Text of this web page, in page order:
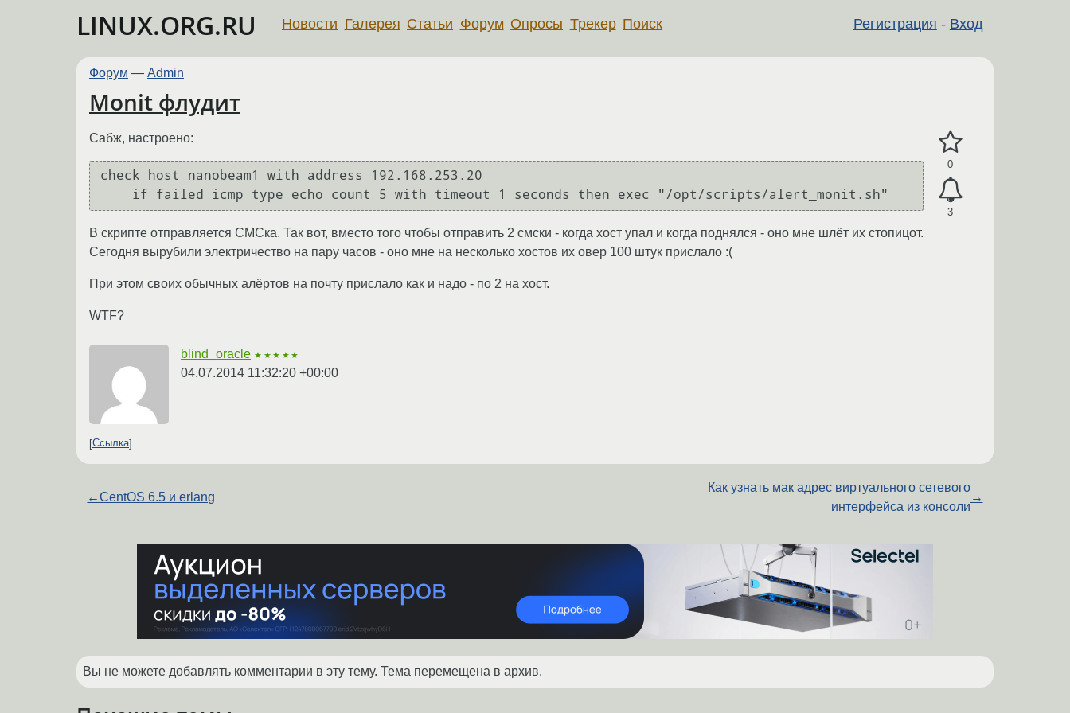
LINUX.ORG.RU Регистрация - Вход
Новости Галерея Статьи Форум Опросы Трекер Поиск
Форум — Admin
Monit флудит
0
3
Сабж, настроено:
check host nanobeam1 with address 192.168.253.20
В скрипте отправляется СМСка. Так вот, вместо того чтобы отправить 2 смски - когда хост упал и когда поднялся - оно мне шлёт их стопицот.
Сегодня вырубили электричество на пару часов - оно мне на несколько хостов их овер 100 штук прислало :(
При этом своих обычных алёртов на почту прислало как и надо - по 2 на хост.
WTF?
blind_oracle ★★★★★
04.07.2014 11:32:20 +00:00
Ссылка
←CentOS 6.5 и erlang
Как узнать мак адрес виртуального сетевого
интерфейса из консоли
→
Вы не можете добавлять комментарии в эту тему. Тема перемещена в архив.